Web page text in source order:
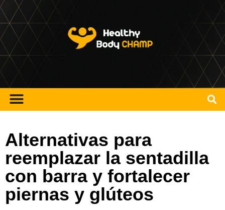
Alternativas para
reemplazar la sentadilla
con barra y fortalecer
piernas y glúteos